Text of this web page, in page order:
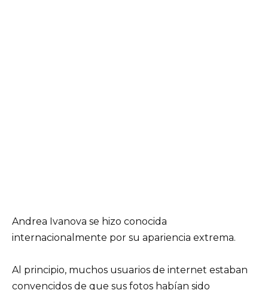
Andrea Ivanova se hizo conocida
internacionalmente por su apariencia extrema.
Al principio, muchos usuarios de internet estaban
convencidos de que sus fotos habían sido